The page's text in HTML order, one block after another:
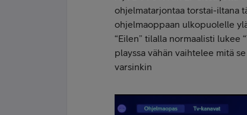
ohjelmatarjontaa torstai-iltana
ohjelmaoppaan ulkopuolelle
“Eilen” tilalla normaalisti lukee
playssa vähän vaihtelee mitä
varsinkin